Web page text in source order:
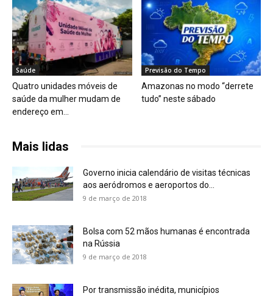
Saúde
Quatro unidades móveis de
saúde da mulher mudam de
endereço em...
Previsão do Tempo
Amazonas no modo “derrete
tudo” neste sábado
Mais lidas
Governo inicia calendário de visitas técnicas
aos aeródromos e aeroportos do...
9 de março de 2018
Bolsa com 52 mãos humanas é encontrada
na Rússia
9 de março de 2018
Por transmissão inédita, municípios